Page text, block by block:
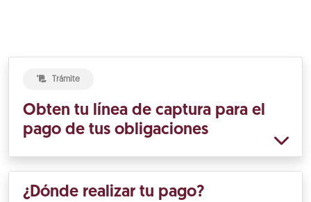
Trámite
Obten tu línea de captura para el
pago de tus obligaciones
¿Dónde realizar tu pago?